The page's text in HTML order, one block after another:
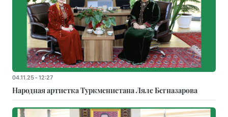
04.11.25 - 12:27
Народная артистка Туркменистана Ляле Бегназарова